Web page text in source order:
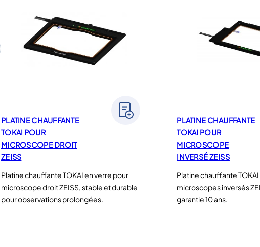
PLATINE CHAUFFANTE
TOKAI POUR
MICROSCOPE DROIT
ZEISS
Platine chauffante TOKAI en verre pour
microscope droit ZEISS, stable et durable
pour observations prolongées.
PLATINE CHAUFFANTE
TOKAI POUR
MICROSCOPE
INVERSÉ ZEISS
Platine chauffante
microscopes inversés
garantie 10 ans.